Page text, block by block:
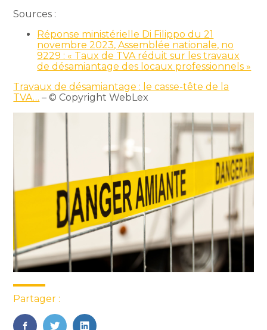
Sources :
Réponse ministérielle Di Filippo du 21
novembre 2023, Assemblée nationale, no
9229 : « Taux de TVA réduit sur les travaux
de désamiantage des locaux professionnels »
Travaux de désamiantage : le casse-tête de la
TVA… – © Copyright WebLex
Partager :